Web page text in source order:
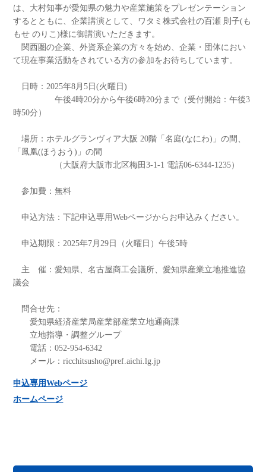
は、大村知事が愛知県の魅力や産業施策をプレゼンテーション
するとともに、企業講演として、ワタミ株式会社の百瀬 則子(も
もせ のりこ)様に御講演いただきます。
関西圏の企業、外資系企業の方々を始め、企業・団体におい
て現在事業活動をされている方の参加をお待ちしています。
日時：2025年8月5日(火曜日)
午後4時20分から午後6時20分まで（受付開始：午後3
時50分）
場所：​ホテルグランヴィア大阪 20階「名庭(なにわ)」の間、
「鳳凰(ほうおう)」の間
（大阪府大阪市北区梅田3-1-1 電話06-6344-1235）
参加費：無料
申込方法：下記申込専用Webページからお申込みください。​
申込期限：2025年7月29日（火曜日）午後5時
主 催：愛知県、名古屋商工会議所、愛知県産業立地推進協
議会​
問合せ先：
愛知県経済産業局産業部産業立地通商課
立地指導・調整グループ
電話：052-954-6342
メール：ricchitsusho@pref.aichi.lg.jp
申込専用Webページ
ホームページ